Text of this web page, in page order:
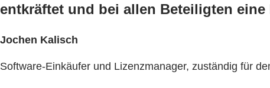
entkräftet und bei allen Beteiligten
Jochen Kalisch
Software-Einkäufer und Lizenzmanager, zuständig für